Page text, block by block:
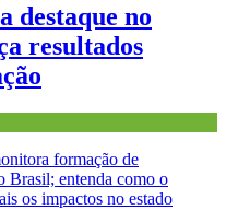
destaque no
resultados